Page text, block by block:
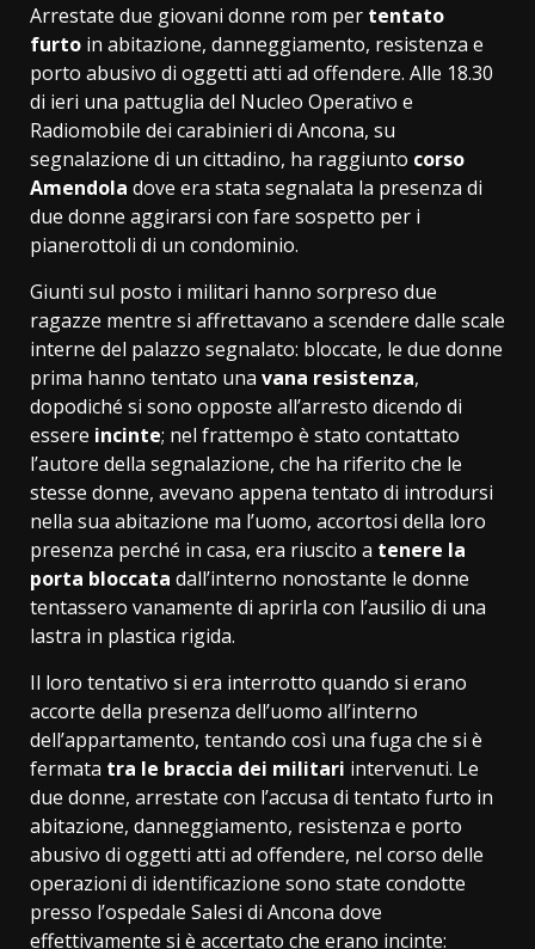
Arrestate due giovani donne rom per tentato
furto in abitazione, danneggiamento, resistenza e
porto abusivo di oggetti atti ad offendere. Alle 18.30
di ieri una pattuglia del Nucleo Operativo e
Radiomobile dei carabinieri di Ancona, su
segnalazione di un cittadino, ha raggiunto corso
Amendola dove era stata segnalata la presenza di
due donne aggirarsi con fare sospetto per i
pianerottoli di un condominio.
Giunti sul posto i militari hanno sorpreso due
ragazze mentre si affrettavano a scendere dalle scale
interne del palazzo segnalato: bloccate, le due donne
prima hanno tentato una vana resistenza,
dopodiché si sono opposte all’arresto dicendo di
essere incinte; nel frattempo è stato contattato
l’autore della segnalazione, che ha riferito che le
stesse donne, avevano appena tentato di introdursi
nella sua abitazione ma l’uomo, accortosi della loro
presenza perché in casa, era riuscito a tenere la
porta bloccata dall’interno nonostante le donne
tentassero vanamente di aprirla con l’ausilio di una
lastra in plastica rigida.
Il loro tentativo si era interrotto quando si erano
accorte della presenza dell’uomo all’interno
dell’appartamento, tentando così una fuga che si è
fermata tra le braccia dei militari intervenuti. Le
due donne, arrestate con l’accusa di tentato furto in
abitazione, danneggiamento, resistenza e porto
abusivo di oggetti atti ad offendere, nel corso delle
operazioni di identificazione sono state condotte
presso l’ospedale Salesi di Ancona dove
effettivamente si è accertato che erano incinte: